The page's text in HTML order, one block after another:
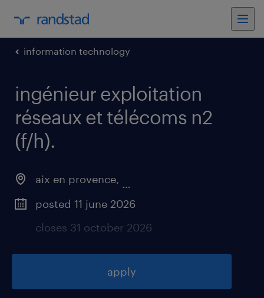
information technology
ingénieur exploitation
réseaux et télécoms n2
(f/h).
aix en provence,
posted 11 june 2026
closes 31 october 2026
apply